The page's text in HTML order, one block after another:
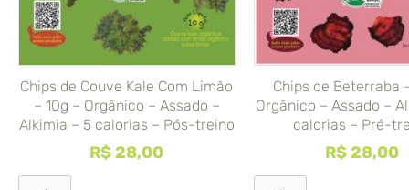
Chips de Couve Kale Com Limão
– 10g – Orgânico – Assado –
Alkimia – 5 calorias – Pós-treino
R$28,00
Chips de Beterraba
Orgânico – Assado –
calorias – Pré-
R$28,00